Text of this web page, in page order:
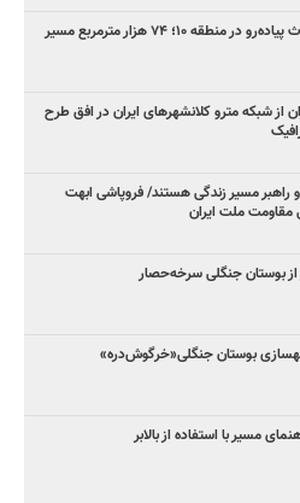
افزایش ۹ برابری احداث پیاده‌رو در منطقه ۱۰؛ ۷۴ هزار مترمربع مسیر
از شبکه مترو کلانشهرهای ایران در افق طرح
راهبر مسیر زندگی هستند/ فروپاشی ابهت
مقاومت ملت ایران
بهسازی بوستان جنگلی«خرگوش‌دره»